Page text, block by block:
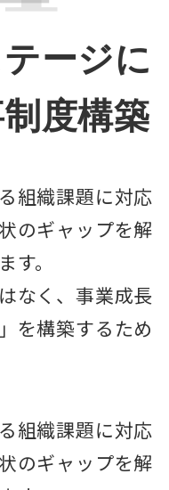
テージに
制度構築
組織課題に対応
のギャップを解
す。
なく、事業成長
を構築するため
組織課題に対応
のギャップを解